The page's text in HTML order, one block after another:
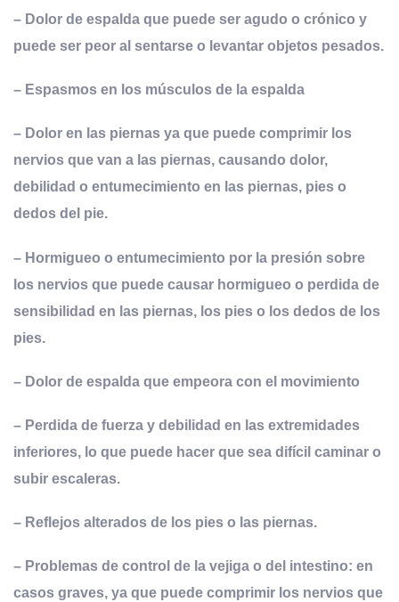
– Dolor de espalda que puede ser agudo o crónico y
puede ser peor al sentarse o levantar objetos pesados.
– Espasmos en los músculos de la espalda
– Dolor en las piernas ya que puede comprimir los
nervios que van a las piernas, causando dolor,
debilidad o entumecimiento en las piernas, pies o
dedos del pie.
– Hormigueo o entumecimiento por la presión sobre
los nervios que puede causar hormigueo o perdida de
sensibilidad en las piernas, los pies o los dedos de los
pies.
– Dolor de espalda que empeora con el movimiento
– Perdida de fuerza y debilidad en las extremidades
inferiores, lo que puede hacer que sea difícil caminar o
subir escaleras.
– Reflejos alterados de los pies o las piernas.
– Problemas de control de la vejiga o del intestino: en
casos graves, ya que puede comprimir los nervios que